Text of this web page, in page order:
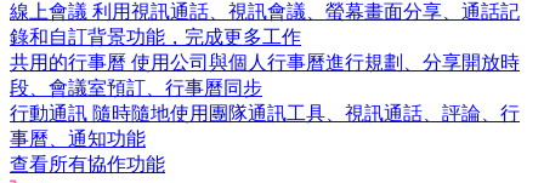
線上會議 利用視訊通話、視訊會議、螢幕畫面分享、通話記
錄和自訂背景功能，完成更多工作
共用的行事曆 使用公司與個人行事曆進行規劃、分享開放時
段、會議室預訂、行事曆同步
行動通訊 隨時隨地使用團隊通訊工具、視訊通話、評論、行
事曆、通知功能
查看所有協作功能